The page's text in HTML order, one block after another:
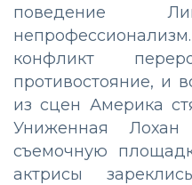
конфликт
противостояние, и
из сцен Америка
Униженная
съемочную
актрисы